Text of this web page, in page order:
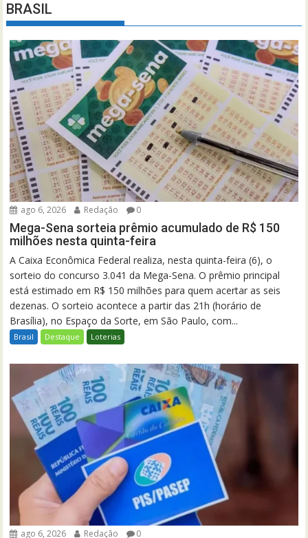
BRASIL
ago 6, 2026 Redação 0
Mega-Sena sorteia prêmio acumulado de R$ 150
milhões nesta quinta-feira
A Caixa Econômica Federal realiza, nesta quinta-feira (6), o
sorteio do concurso 3.041 da Mega-Sena. O prêmio principal
está estimado em R$ 150 milhões para quem acertar as seis
dezenas. O sorteio acontece a partir das 21h (horário de
Brasília), no Espaço da Sorte, em São Paulo, com...
Brasil Destaque Loterias
ago 6, 2026 Redação 0